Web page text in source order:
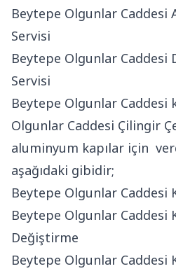
Beytepe Olgunlar Caddesi
Servisi
Beytepe Olgunlar Caddesi
Servisi
Beytepe Olgunlar Caddesi
Olgunlar Caddesi Çilingir
aluminyum kapılar için
aşağıdaki gibidir;
Beytepe Olgunlar Caddesi
Beytepe Olgunlar Caddesi
Değiştirme
Beytepe Olgunlar Caddesi